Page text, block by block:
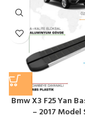
Bmw X3 F25 Yan
– 2017 Model